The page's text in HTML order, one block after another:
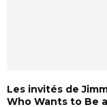
Les invités de
Who Wants to Be